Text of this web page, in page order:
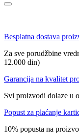
Besplatna dostava
Za sve porudžbine
12.000 din)
Garancija na kvalitet
Svi proizvodi dolaze u
Popust za plaćanje
10% popusta na